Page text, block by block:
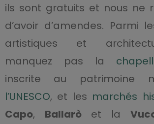
ils sont gratuits et nous ne
d’avoir d’amendes. Parmi
artistiques et
manquez pas la
inscrite au patrimoine
l’UNESCO, et les marchés
Capo, Ballarò et la